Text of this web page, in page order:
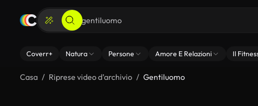
Coverr+ Natura Persone Amore E Relazioni Il
Casa Riprese video d’archivio Gentiluomo